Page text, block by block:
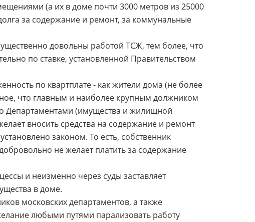
(а их в доме почти 3000 метров из 25000
за содержание и ремонт, за коммунальные
довольны работой ТСЖ, тем более, что
по ставке, установленной Правительством
по квартплате - как жители дома (не более
что главным и наиболее крупным должником
Департаментами (имущества и жилищной
вносить средства на содержание и ремонт
законом. То есть, собственник
не желает платить за содержание
и неизменно через суды заставляет
в доме.
московских департаментов, а также
любыми путями парализовать работу